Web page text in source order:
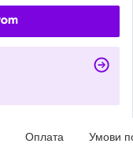
Оплата Умови